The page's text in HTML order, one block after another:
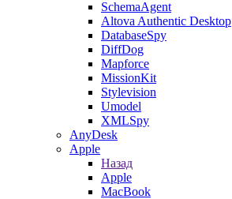
SchemaAgent
Altova Authentic Desktop
DatabaseSpy
DiffDog
Mapforce
MissionKit
Stylevision
Umodel
XMLSpy
AnyDesk
Apple
Назад
Apple
MacBook